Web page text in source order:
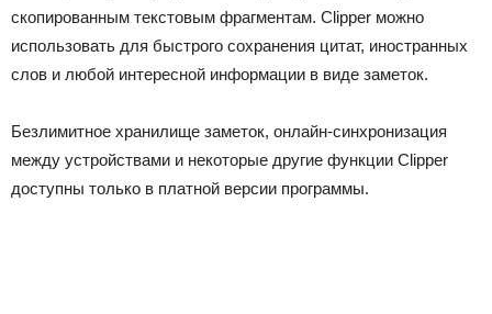
скопированным текстовым фрагментам. Clipper можно
использовать для быстрого сохранения цитат, иностранных
слов и любой интересной информации в виде заметок.
Безлимитное хранилище заметок, онлайн-синхронизация
между устройствами и некоторые другие функции Clipper
доступны только в платной версии программы.